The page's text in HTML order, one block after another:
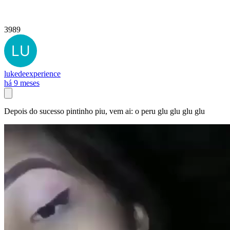
3989
lukedeexperience
há 9 meses
Depois do sucesso pintinho piu, vem ai: o peru glu glu glu glu